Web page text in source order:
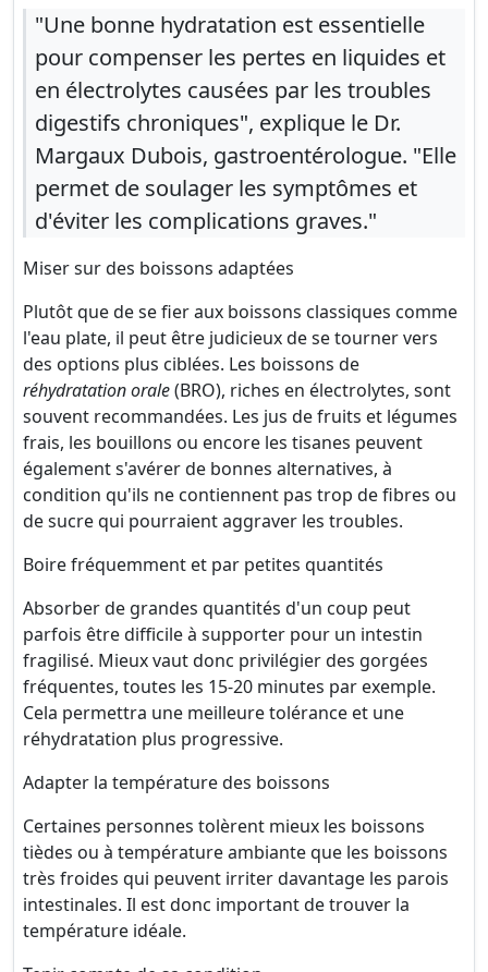
"Une bonne hydratation est essentielle
pour compenser les pertes en liquides et
en électrolytes causées par les troubles
digestifs chroniques", explique le Dr.
Margaux Dubois, gastroentérologue. "Elle
permet de soulager les symptômes et
d'éviter les complications graves."
Miser sur des boissons adaptées
Plutôt que de se fier aux boissons classiques comme
l'eau plate, il peut être judicieux de se tourner vers
des options plus ciblées. Les boissons de
réhydratation orale(BRO), riches en électrolytes, sont
souvent recommandées. Les jus de fruits et légumes
frais, les bouillons ou encore les tisanes peuvent
également s'avérer de bonnes alternatives, à
condition qu'ils ne contiennent pas trop de fibres ou
de sucre qui pourraient aggraver les troubles.
Boire fréquemment et par petites quantités
Absorber de grandes quantités d'un coup peut
parfois être difficile à supporter pour un intestin
fragilisé. Mieux vaut donc privilégier des gorgées
fréquentes, toutes les 15-20 minutes par exemple.
Cela permettra une meilleure tolérance et une
réhydratation plus progressive.
Adapter la température des boissons
Certaines personnes tolèrent mieux les boissons
tièdes ou à température ambiante que les boissons
très froides qui peuvent irriter davantage les parois
intestinales. Il est donc important de trouver la
température idéale.